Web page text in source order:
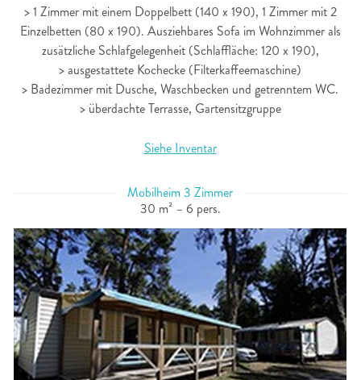
> 1 Zimmer mit einem Doppelbett (140 x 190), 1 Zimmer mit 2
Einzelbetten (80 x 190). Ausziehbares Sofa im Wohnzimmer als
zusätzliche Schlafgelegenheit (Schlaffläche: 120 x 190),
> ausgestattete Kochecke (Filterkaffeemaschine)
> Badezimmer mit Dusche, Waschbecken und getrenntem WC.
> überdachte Terrasse, Gartensitzgruppe
Siehe Inventar
Mobilheim 3 Zimmer
30 m² – 6 pers.